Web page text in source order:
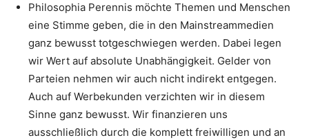
Philosophia Perennis möchte Themen und Menschen
eine Stimme geben, die in den Mainstreammedien
ganz bewusst totgeschwiegen werden. Dabei legen
wir Wert auf absolute Unabhängigkeit. Gelder von
Parteien nehmen wir auch nicht indirekt entgegen.
Auch auf Werbekunden verzichten wir in diesem
Sinne ganz bewusst. Wir finanzieren uns
ausschließlich durch die komplett freiwilligen und an